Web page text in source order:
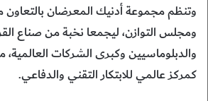
وتنظم مجموعة أدنيك المعرضان بالتعاون
ومجلس التوازن، ليجمعا نخبة من صناع
والدبلوماسيين وكبرى الشركات العالمية،
كمركز عالمي للابتكار التقني والدفاعي.